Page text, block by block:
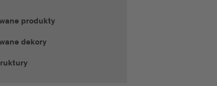
produkty
dekory